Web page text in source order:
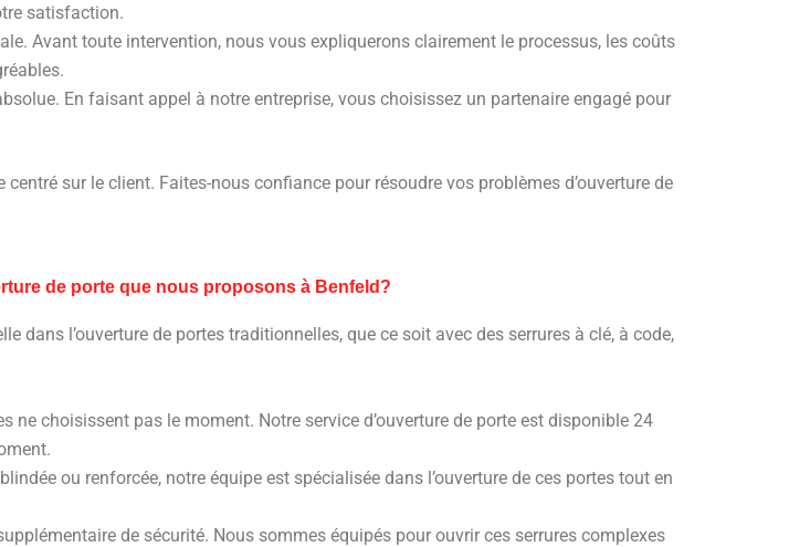
satisfaction.
Avant toute intervention, nous vous expliquerons clairement le processus, les coûts
En faisant appel à notre entreprise, vous choisissez un partenaire engagé pour
sur le client. Faites-nous confiance pour résoudre vos problèmes d’ouverture de
de porte que nous proposons à Benfeld?
dans l’ouverture de portes traditionnelles, que ce soit avec des serrures à clé, à code,
ne choisissent pas le moment. Notre service d’ouverture de porte est disponible 24
ou renforcée, notre équipe est spécialisée dans l’ouverture de ces portes tout en
de sécurité. Nous sommes équipés pour ouvrir ces serrures complexes